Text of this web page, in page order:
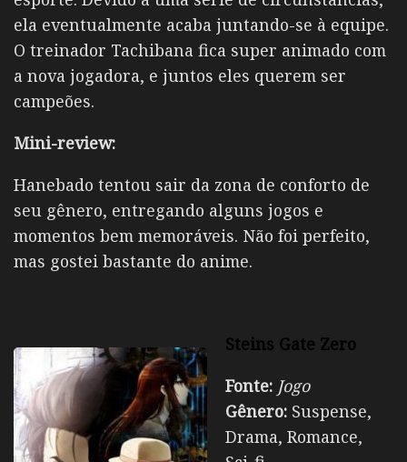
ela eventualmente acaba juntando-se à equipe.
O treinador Tachibana fica super animado com
a nova jogadora, e juntos eles querem ser
campeões.
Mini-review:
Hanebado tentou sair da zona de conforto de
seu gênero, entregando alguns jogos e
momentos bem memoráveis. Não foi perfeito,
mas gostei bastante do anime.
Steins Gate Zero
Fonte: Jogo
Gênero: Suspense,
Drama, Romance,